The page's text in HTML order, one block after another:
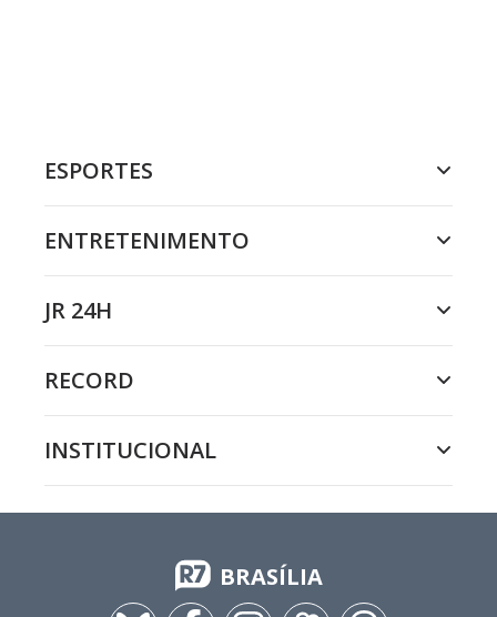
ESPORTES
ENTRETENIMENTO
JR 24H
RECORD
INSTITUCIONAL
BRASÍLIA